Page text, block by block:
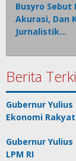
Busyro Sebut
Akurasi, Dan
Jurnalistik…
Berita
Gubernur Yulius
Ekonomi
Gubernur
LPM RI